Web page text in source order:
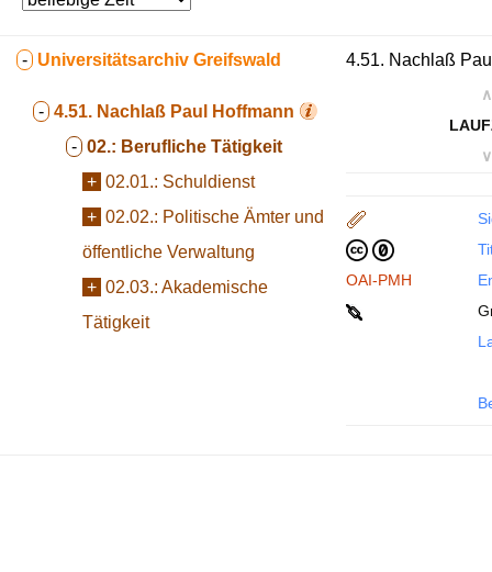
- Universitätsarchiv Greifswald
- 4.51. Nachlaß Paul Hoffmann
- 02.: Berufliche Tätigkeit
+ 02.01.: Schuldienst
+ 02.02.: Politische Ämter und
öffentliche Verwaltung
+ 02.03.: Akademische
Tätigkeit
4.51. Nachlaß
∧
∨
OAI-PMH